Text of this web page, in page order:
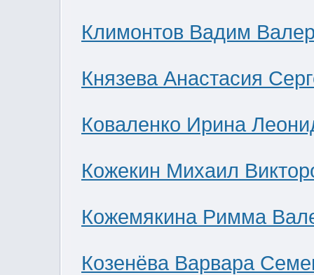
Климонтов Вадим
Князева Анастасия
Коваленко Ирина
Кожекин Михаил
Кожемякина Римма
Козенёва Варвара